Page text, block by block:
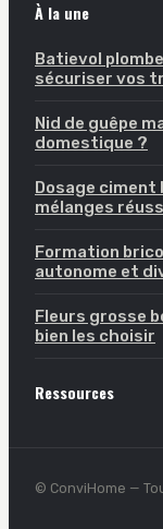
À la une
Batievol
sécuriser vos
Nid de guêpe
domestique ?
Dosage ciment
mélanges
Formation
autonome et
Fleurs grosse
bien les choisir
Ressources
© ConviHome —